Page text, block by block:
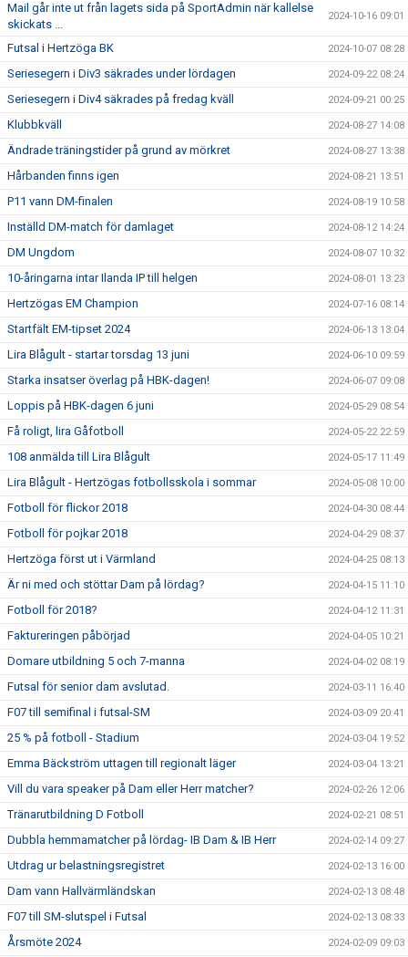
Mail går inte ut från lagets sida på SportAdmin när kallelse
skickats ...
2024-10-16 09:01
Futsal i Hertzöga BK 2024-10-07 08:28
Seriesegern i Div3 säkrades under lördagen 2024-09-22 08:24
Seriesegern i Div4 säkrades på fredag kväll 2024-09-21 00:25
Klubbkväll 2024-08-27 14:08
Ändrade träningstider på grund av mörkret 2024-08-27 13:38
Hårbanden finns igen 2024-08-21 13:51
P11 vann DM-finalen 2024-08-19 10:58
Inställd DM-match för damlaget 2024-08-12 14:24
DM Ungdom 2024-08-07 10:32
10-åringarna intar Ilanda IP till helgen 2024-08-01 13:23
Hertzögas EM Champion 2024-07-16 08:14
Startfält EM-tipset 2024 2024-06-13 13:04
Lira Blågult - startar torsdag 13 juni 2024-06-10 09:59
Starka insatser överlag på HBK-dagen! 2024-06-07 09:08
Loppis på HBK-dagen 6 juni 2024-05-29 08:54
Få roligt, lira Gåfotboll 2024-05-22 22:59
108 anmälda till Lira Blågult 2024-05-17 11:49
Lira Blågult - Hertzögas fotbollsskola i sommar 2024-05-08 10:00
Fotboll för flickor 2018 2024-04-30 08:44
Fotboll för pojkar 2018 2024-04-29 08:37
Hertzöga först ut i Värmland 2024-04-25 08:13
Är ni med och stöttar Dam på lördag? 2024-04-15 11:10
Fotboll för 2018? 2024-04-12 11:31
Faktureringen påbörjad 2024-04-05 10:21
Domare utbildning 5 och 7-manna 2024-04-02 08:19
Futsal för senior dam avslutad. 2024-03-11 16:40
F07 till semifinal i futsal-SM 2024-03-09 20:41
25 % på fotboll - Stadium 2024-03-04 19:52
Emma Bäckström uttagen till regionalt läger 2024-03-04 13:21
Vill du vara speaker på Dam eller Herr matcher? 2024-02-26 12:06
Tränarutbildning D Fotboll 2024-02-21 08:51
Dubbla hemmamatcher på lördag- IB Dam & IB Herr 2024-02-14 09:27
Utdrag ur belastningsregistret 2024-02-13 16:00
Dam vann Hallvärmländskan 2024-02-13 08:48
F07 till SM-slutspel i Futsal 2024-02-13 08:33
Årsmöte 2024 2024-02-09 09:03